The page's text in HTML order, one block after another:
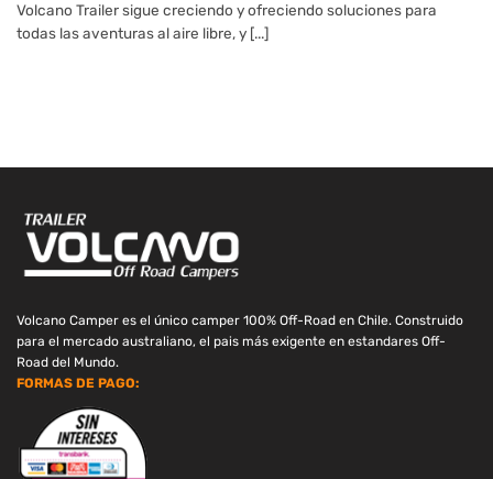
Volcano Trailer sigue creciendo y ofreciendo soluciones para
todas las aventuras al aire libre, y [...]
Volcano Camper es el único camper 100% Off-Road en Chile. Construido
para el mercado australiano, el pais más exigente en estandares Off-
Road del Mundo.
FORMAS DE PAGO: